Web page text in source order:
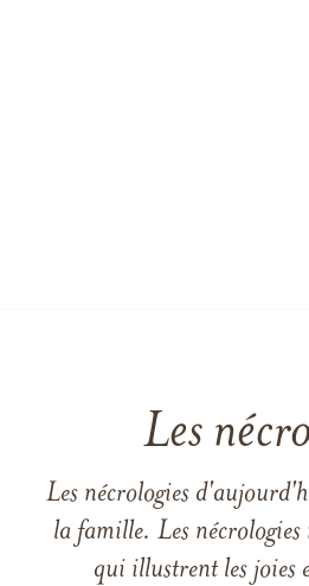
Les
Les nécrologies
la famille. Les nécrologies
qui illustrent les joies